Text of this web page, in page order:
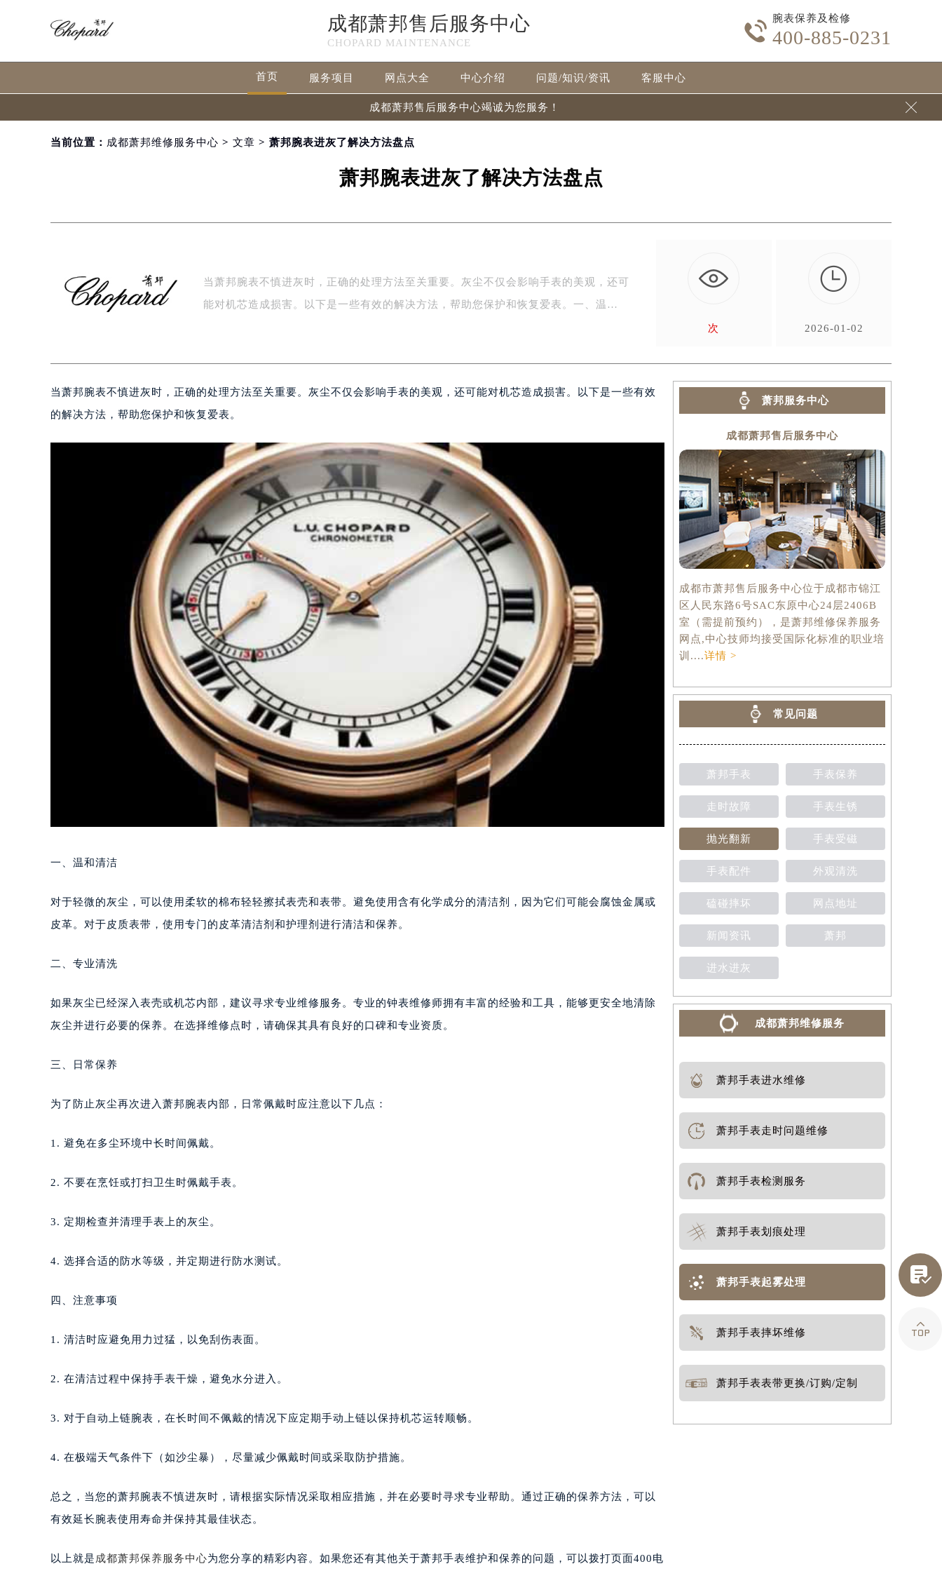
成都萧邦售后服务中心
CHOPARD MAINTENANCE

腕表保养及检修
400-885-0231
首页 服务项目 网点大全 中心介绍 问题/知识/资讯 客服中心
成都萧邦售后服务中心竭诚为您服务！ 
当前位置： 成都萧邦维修服务中心 > 文章 > 萧邦腕表进灰了解决方法盘点
萧邦腕表进灰了解决方法盘点
当萧邦腕表不慎进灰时，正确的处理方法至关重要。灰尘不仅会影响手表的美观，还可
能对机芯造成损害。以下是一些有效的解决方法，帮助您保护和恢复爱表。一、温…
次

2026-01-02
当萧邦腕表不慎进灰时，正确的处理方法至关重要。灰尘不仅会影响手表的美观，还可能对机芯造成损害。以下是一些有效
的解决方法，帮助您保护和恢复爱表。
一、温和清洁
对于轻微的灰尘，可以使用柔软的棉布轻轻擦拭表壳和表带。避免使用含有化学成分的清洁剂，因为它们可能会腐蚀金属或
皮革。对于皮质表带，使用专门的皮革清洁剂和护理剂进行清洁和保养。
二、专业清洗
如果灰尘已经深入表壳或机芯内部，建议寻求专业维修服务。专业的钟表维修师拥有丰富的经验和工具，能够更安全地清除
灰尘并进行必要的保养。在选择维修点时，请确保其具有良好的口碑和专业资质。
三、日常保养
为了防止灰尘再次进入萧邦腕表内部，日常佩戴时应注意以下几点：
1. 避免在多尘环境中长时间佩戴。
2. 不要在烹饪或打扫卫生时佩戴手表。
3. 定期检查并清理手表上的灰尘。
4. 选择合适的防水等级，并定期进行防水测试。
四、注意事项
1. 清洁时应避免用力过猛，以免刮伤表面。
2. 在清洁过程中保持手表干燥，避免水分进入。
3. 对于自动上链腕表，在长时间不佩戴的情况下应定期手动上链以保持机芯运转顺畅。
4. 在极端天气条件下（如沙尘暴），尽量减少佩戴时间或采取防护措施。
总之，当您的萧邦腕表不慎进灰时，请根据实际情况采取相应措施，并在必要时寻求专业帮助。通过正确的保养方法，可以
有效延长腕表使用寿命并保持其最佳状态。
以上就是 成都萧邦保养服务中心为您分享的精彩内容。如果您还有其他关于萧邦手表维护和保养的问题，可以拨打页面400电
萧邦服务中心
成都萧邦售后服务中心
成都市萧邦售后服务中心位于成都市锦江
区人民东路6号SAC东原中心24层2406B
室（需提前预约），是萧邦维修保养服务
网点,中心技师均接受国际化标准的职业培
训....详情 >
常见问题
萧邦手表 手表保养
走时故障 手表生锈
抛光翻新 手表受磁
手表配件 外观清洗
磕碰摔坏 网点地址
新闻资讯 萧邦
进水进灰
成都萧邦维修服务
萧邦手表进水维修
萧邦手表走时问题维修
萧邦手表检测服务
萧邦手表划痕处理
萧邦手表起雾处理
萧邦手表摔坏维修
萧邦手表表带更换/订购/定制

